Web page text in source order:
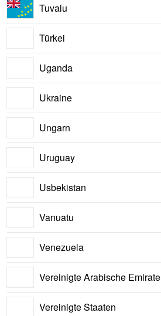
Tuvalu
Türkei
Uganda
Ukraine
Ungarn
Uruguay
Usbekistan
Vanuatu
Venezuela
Vereinigte Arabische Emirate
Vereinigte Staaten